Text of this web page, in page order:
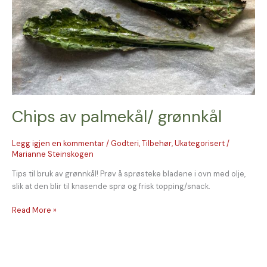
Chips av palmekål/ grønnkål
Legg igjen en kommentar/ Godteri,Tilbehør,Ukategorisert/
Marianne Steinskogen
Tips til bruk av grønnkål! Prøv å sprøsteke bladene i ovn med olje,
slik at den blir til knasende sprø og frisk topping/snack.
Read More »